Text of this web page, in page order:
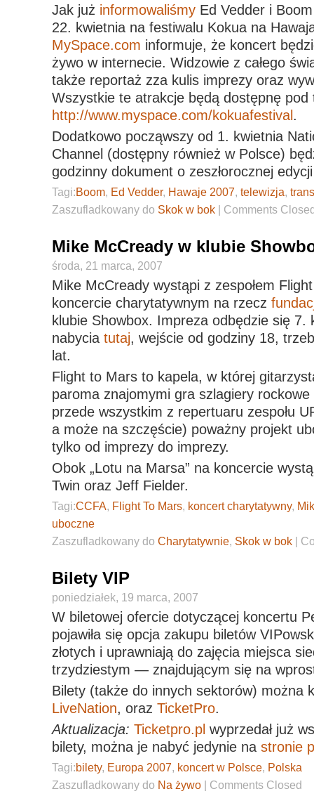
Jak już informowaliśmyEd Vedder i
22. kwietnia na festiwalu Kokua na
MySpace.com informuje, że koncert
żywo w internecie. Widzowie z całego
także reportaż zza kulis imprezy oraz
Wszystkie te atrakcje będą dostępnę pod
http://www.myspace.com/kokuafestival.
Dodatkowo począwszy od 1. kwietnia
Channel (dostępny również w Polsce)
godzinny dokument o zeszłorocznej
Tagi:Boom, Ed Vedder, Hawaje 2007, telewizja,
Zaszufladkowany do Skok w bok| Comments
Mike McCready w klubie
środa, 21 marca, 2007
Mike McCready wystąpi z zespołem
koncercie charytatywnym na rzecz
klubie Showbox. Impreza odbędzie się 7.
nabycia tutaj , wejście od godziny 18,
lat.
Flight to Mars to kapela, w której
paroma znajomymi gra szlagiery
przede wszystkim z repertuaru zespołu
a może na szczęście) poważny projekt
tylko od imprezy do imprezy.
Obok „Lotu na Marsa” na koncercie
Twin oraz Jeff Fielder.
Tagi:CCFA, Flight To Mars, koncert charytatywny,
uboczne
Zaszufladkowany do Charytatywnie, Skok w bok|
Bilety VIP
poniedziałek, 19 marca, 2007
W biletowej ofercie dotyczącej koncertu
pojawiła się opcja zakupu biletów
złotych i uprawniają do zajęcia miejsca
trzydziestym — znajdującym się na
Bilety (także do innych sektorów) można
LiveNation , oraz TicketPro.
Aktualizacja: Ticketpro.plwyprzedał już
bilety, można je nabyć jedynie na stronie
Tagi:bilety, Europa 2007, koncert w Polsce, Polska
Zaszufladkowany do Na żywo| Comments Closed